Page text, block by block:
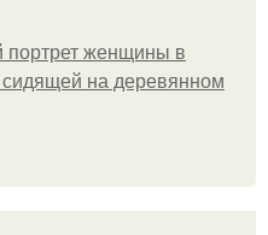
портрет женщины в
на деревянном